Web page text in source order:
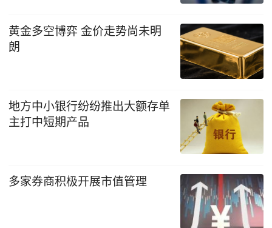
黄金多空博弈 金价走势尚未明
朗
地方中小银行纷纷推出大额存单
主打中短期产品
多家券商积极开展市值管理